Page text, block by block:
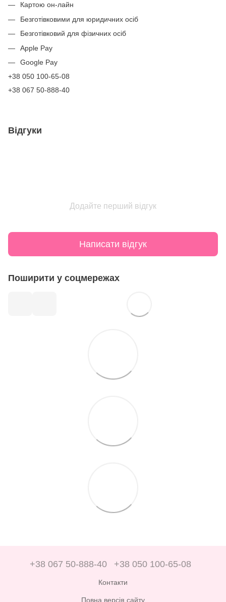
Картою он-лайн
Безготівковими для юридичних осіб
Безготівковий для фізичних осіб
Apple Pay
Google Pay
+38 050 100-65-08
+38 067 50-888-40
Відгуки
Додайте перший відгук
Написати відгук
Поширити у соцмережах
+38 067 50-888-40 +38 050 100-65-08
Контакти
Повна версія сайту